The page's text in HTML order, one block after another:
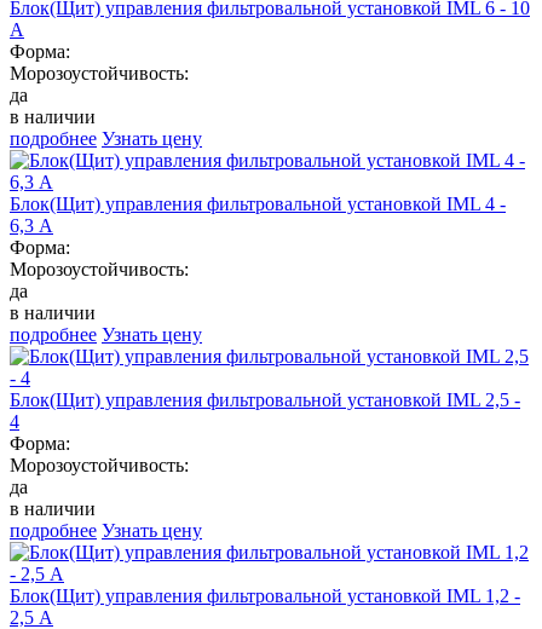
Блок(Щит) управления фильтровальной установкой IML 6 - 10
А
Форма:
Морозоустойчивость:
да
в наличии
подробнее Узнать цену
Блок(Щит) управления фильтровальной установкой IML 4 -
6,3 А
Форма:
Морозоустойчивость:
да
в наличии
подробнее Узнать цену
Блок(Щит) управления фильтровальной установкой IML 2,5 -
4
Форма:
Морозоустойчивость:
да
в наличии
подробнее Узнать цену
Блок(Щит) управления фильтровальной установкой IML 1,2 -
2,5 А